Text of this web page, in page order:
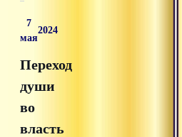
Богом»
раздела
«аудиолекции»
7
мая
2024
Переход
души
во
власть